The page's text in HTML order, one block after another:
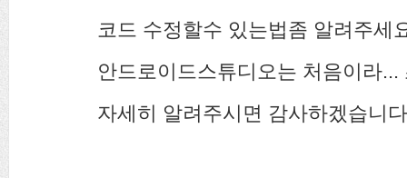
코드 수정할수 있는법좀 알려주세
안드로이드스튜디오는 처음이라...
자세히 알려주시면 감사하겠습니